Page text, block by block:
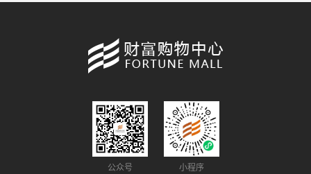
公众号 小程序